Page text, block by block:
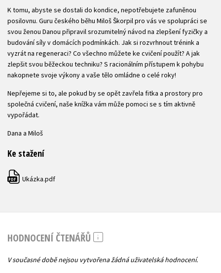
K tomu, abyste se dostali do kondice, nepotřebujete zafuněnou
posilovnu. Guru českého běhu Miloš Škorpil pro vás ve spolupráci se
svou ženou Danou připravil srozumitelný návod na zlepšení fyzičky a
budování síly v domácích podmínkách. Jak si rozvrhnout trénink a
vyzrát na regeneraci? Co všechno můžete ke cvičení použít? A jak
zlepšit svou běžeckou techniku? S racionálním přístupem k pohybu
nakopnete svoje výkony a vaše tělo omládne o celé roky!
Nepřejeme si to, ale pokud by se opět zavřela fitka a prostory pro
společná cvičení, naše knížka vám může pomoci se s tím aktivně
vypořádat.
Dana a Miloš
Ke stažení
PDF Ukázka.pdf
HODNOCENÍ ČTENÁŘŮ
V současné době nejsou vytvořena žádná uživatelská hodnocení.